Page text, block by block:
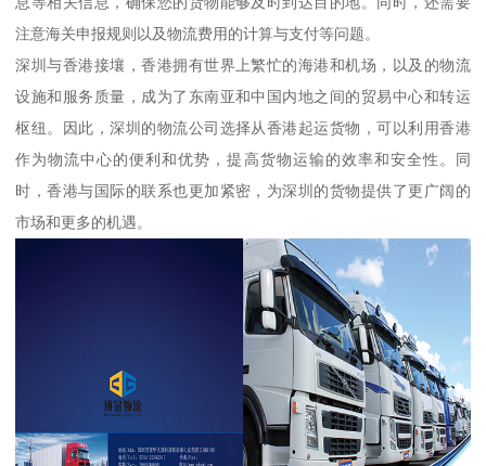
注意海关申报规则以及物流费用的计算与支付等问题。
深圳与香港接壤，香港拥有世界上繁忙的海港和机场，以及的物流
设施和服务质量，成为了东南亚和中国内地之间的贸易中心和转运
枢纽。因此，深圳的物流公司选择从香港起运货物，可以利用香港
作为物流中心的便利和优势，提高货物运输的效率和安全性。同
时，香港与国际的联系也更加紧密，为深圳的货物提供了更广阔的
市场和更多的机遇。